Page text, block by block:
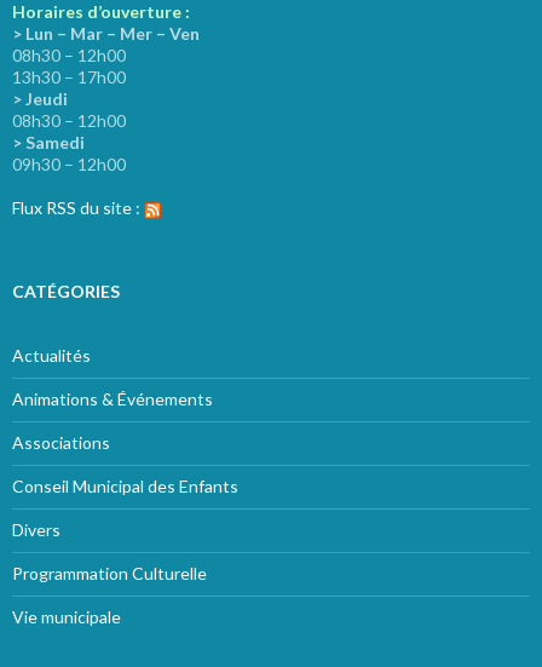
Horaires d’ouverture :
> Lun – Mar – Mer – Ven
08h30 – 12h00
13h30 – 17h00
> Jeudi
08h30 – 12h00
> Samedi
09h30 – 12h00
Flux RSS du site :
CATÉGORIES
Actualités
Animations & Événements
Associations
Conseil Municipal des Enfants
Divers
Programmation Culturelle
Vie municipale